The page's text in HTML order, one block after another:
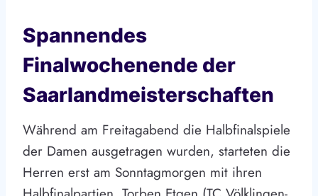
Spannendes
Finalwochenende der
Saarlandmeisterschaften
Während am Freitagabend die Halbfinalspiele
der Damen ausgetragen wurden, starteten die
Herren erst am Sonntagmorgen mit ihren